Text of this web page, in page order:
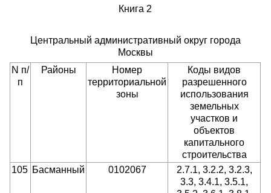
Книга 2
Центральный административный округ города
Москвы
N п/
п
Районы
Номер
территориальной
зоны
Коды видов
разрешенного
использования
земельных
участков и
объектов
капитального
строительства
105 Басманный 0102067
2.7.1, 3.2.2, 3.2.3,
3.3, 3.4.1, 3.5.1,